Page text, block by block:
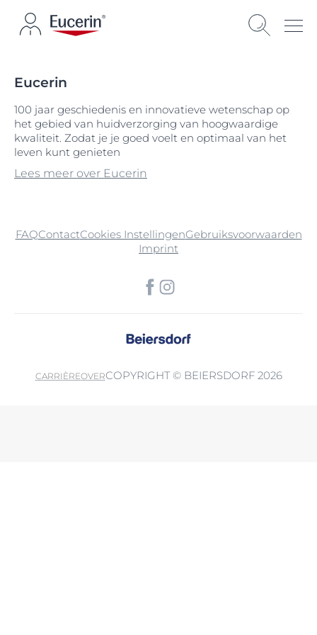
Eucerin
100 jaar geschiedenis en innovatieve wetenschap op
het gebied van huidverzorging van hoogwaardige
kwaliteit. Zodat je je goed voelt en optimaal van het
leven kunt genieten
Lees meer over Eucerin
FAQContactCookies InstellingenGebruiksvoorwaarden
Imprint
CARRIÈREOVERCOPYRIGHT © BEIERSDORF 2026